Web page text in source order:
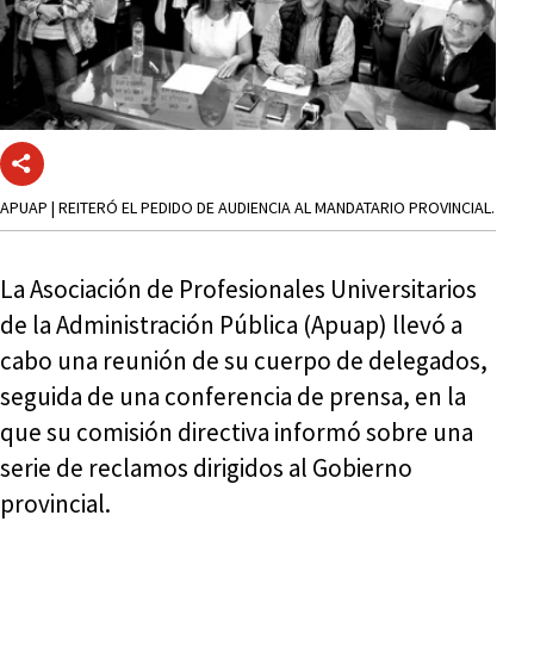
APUAP | REITERÓ EL PEDIDO DE AUDIENCIA AL MANDATARIO PROVINCIAL.
La Asociación de Profesionales Universitarios
de la Administración Pública (Apuap) llevó a
cabo una reunión de su cuerpo de delegados,
seguida de una conferencia de prensa, en la
que su comisión directiva informó sobre una
serie de reclamos dirigidos al Gobierno
provincial.